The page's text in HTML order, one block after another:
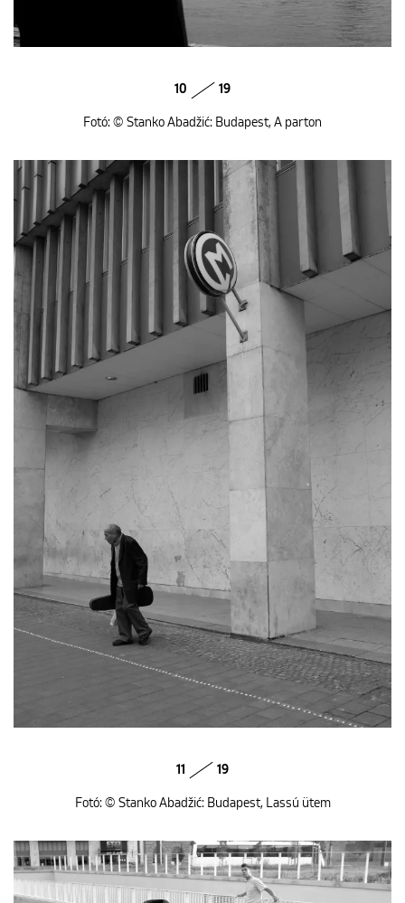
10 19
Fotó: © Stanko Abadžić: Budapest, A parton
11 19
Fotó: © Stanko Abadžić: Budapest, Lassú ütem